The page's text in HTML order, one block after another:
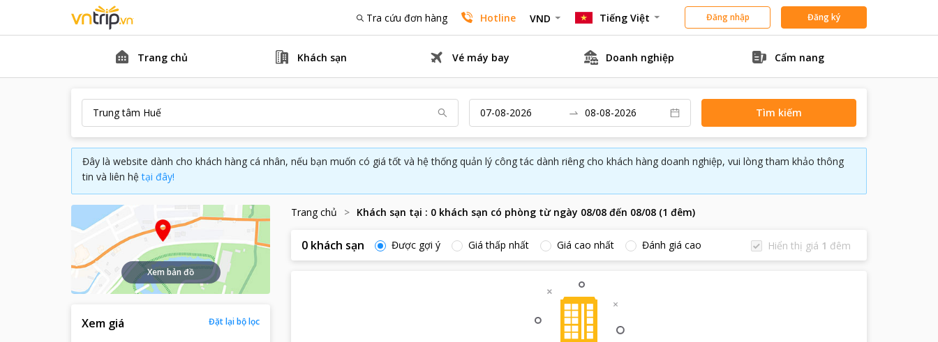
Tra cứu đơn hàng Hotline VND Tiếng Việt Đăng nhập Đăng ký
Trang chủ Khách sạn Vé máy bay Doanh nghiệp Cẩm nang
Tìm kiếm
Đây là website dành cho khách hàng cá nhân, nếu bạn muốn có giá tốt và hệ thống quản lý công tác dành riêng cho khách hàng doanh nghiệp, vui lòng tham khảo thông
tin và liên hệ tại đây!
Xem bản đồ
Xem giá Đặt lại bộ lọc
Trang chủ Khách sạn tại : 0 khách sạn có phòng từ ngày 08/08 đến 08/08 (1 đêm)
0 khách sạn Được gợi ý Giá thấp nhất Giá cao nhất Đánh giá cao Hiển thị giá 1 đêm